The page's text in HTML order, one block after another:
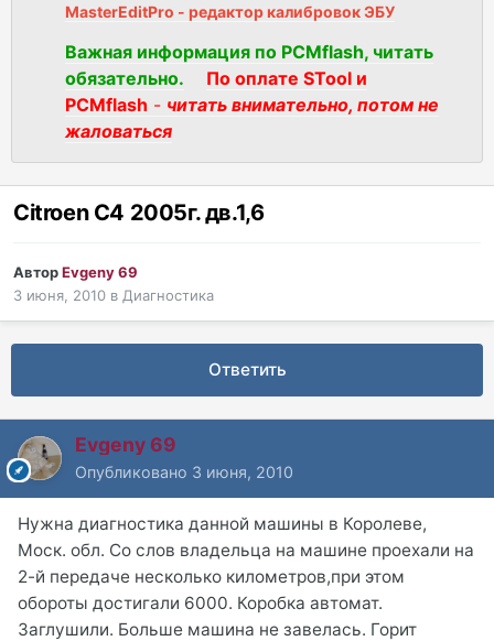
MasterEditPro - редактор калибровок ЭБУ
Важная информация по PCMflash, читать
обязательно.
По оплате STool и
PCMflash - читать внимательно, потом не
жаловаться
Citroen C4 2005г. дв.1,6
АвторEvgeny 69
3 июня, 2010 в Диагностика
Ответить
Evgeny 69
Опубликовано 3 июня, 2010
Нужна диагностика данной машины в Королеве,
Моск. обл. Со слов владельца на машине проехали на
2-й передаче несколько километров,при этом
обороты достигали 6000. Коробка автомат.
Заглушили. Больше машина не завелась. Горит